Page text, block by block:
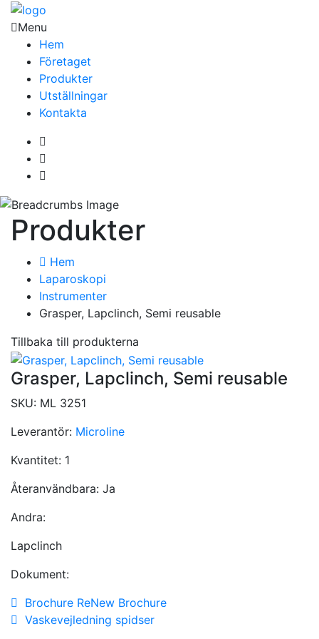
Menu
Hem
Företaget
Produkter
Utställningar
Kontakta
Produkter
Hem
Laparoskopi
Instrumenter
Grasper, Lapclinch, Semi reusable
Tillbaka till produkterna
Grasper, Lapclinch, Semi reusable
SKU: ML 3251
Leverantör: Microline
Kvantitet: 1
Återanvändbara: Ja
Andra:
Lapclinch
Dokument:
Brochure ReNew Brochure
Vaskevejledning spidser